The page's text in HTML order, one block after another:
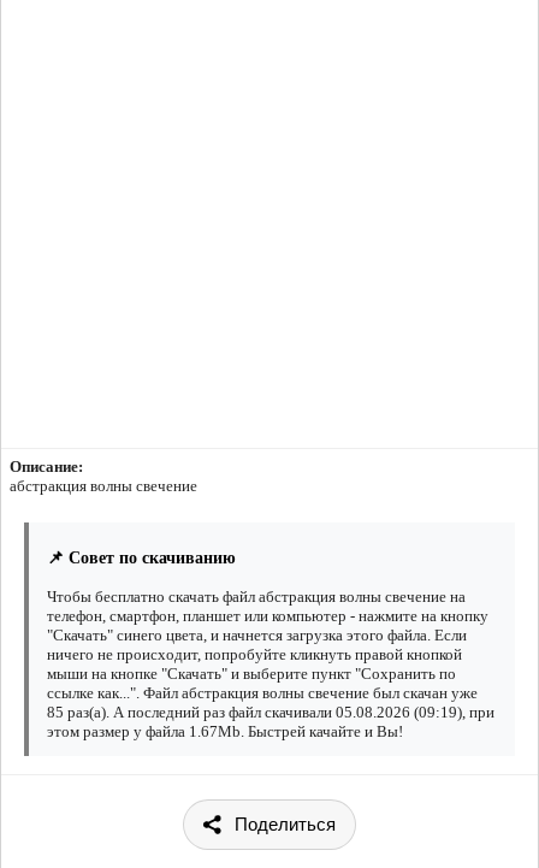
Описание:
абстракция волны свечение
📌 Совет по скачиванию
Чтобы бесплатно скачать файл абстракция волны свечение на
телефон, смартфон, планшет или компьютер - нажмите на кнопку
"Скачать" синего цвета, и начнется загрузка этого файла. Если
ничего не происходит, попробуйте кликнуть правой кнопкой
мыши на кнопке "Скачать" и выберите пункт "Сохранить по
ссылке как...". Файл абстракция волны свечение был скачан уже
85 раз(а). А последний раз файл скачивали 05.08.2026 (09:19), при
этом размер у файла 1.67Mb. Быстрей качайте и Вы!
Поделиться